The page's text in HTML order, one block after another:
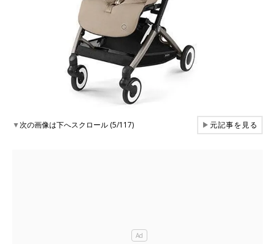
▼次の画像は下へスクロール (5/117) ▶元記事を見る